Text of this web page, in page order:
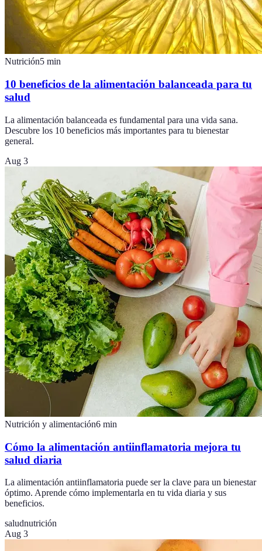
Nutrición5 min
10 beneficios de la alimentación balanceada para tu
salud
La alimentación balanceada es fundamental para una vida sana.
Descubre los 10 beneficios más importantes para tu bienestar
general.
Aug 3
Nutrición y alimentación6 min
Cómo la alimentación antiinflamatoria mejora tu
salud diaria
La alimentación antiinflamatoria puede ser la clave para un bienestar
óptimo. Aprende cómo implementarla en tu vida diaria y sus
beneficios.
saludnutrición
Aug 3